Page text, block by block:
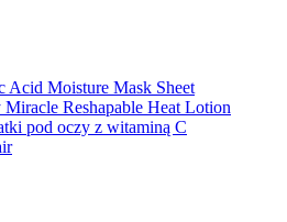
Moisture Mask Sheet
Reshapable Heat Lotion
pod oczy z witaminą C